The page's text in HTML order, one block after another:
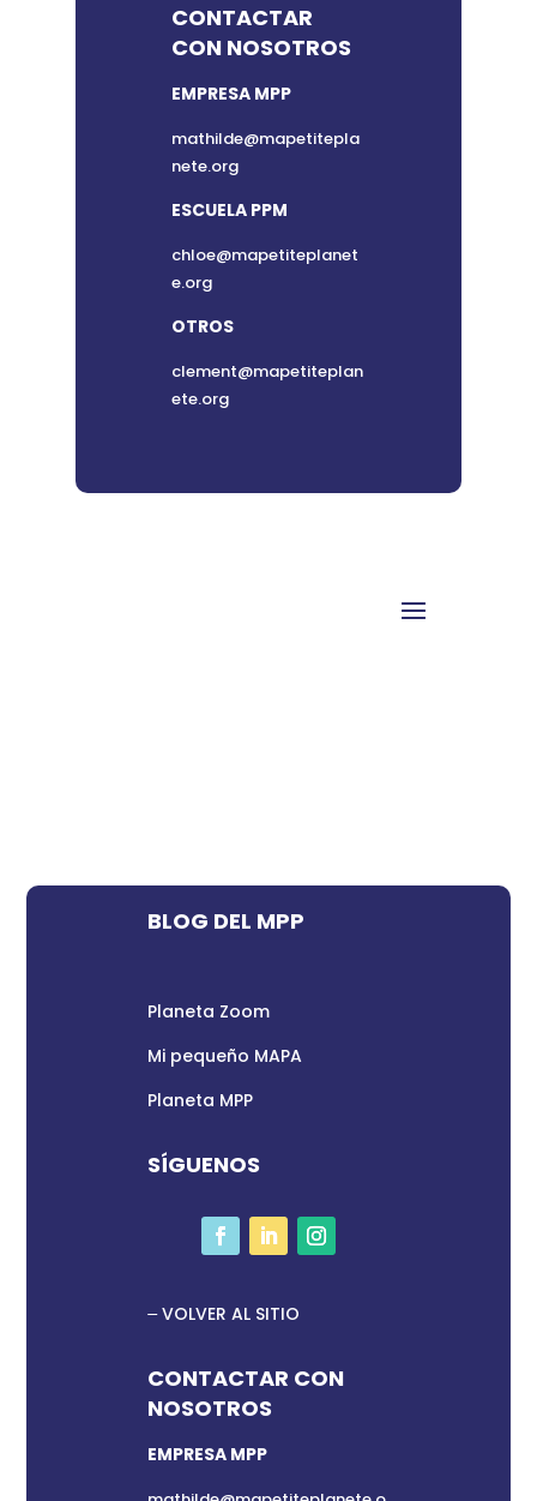
CONTACTAR
CON NOSOTROS
EMPRESA MPP
mathilde@mapetitepla
nete.org
ESCUELA PPM
chloe@mapetiteplanet
e.org
OTROS
clement@mapetiteplan
ete.org
BLOG DEL MPP
Planeta Zoom
Mi pequeño MAPA
Planeta MPP
SÍGUENOS
VOLVER AL SITIO
CONTACTAR CON
NOSOTROS
EMPRESA MPP